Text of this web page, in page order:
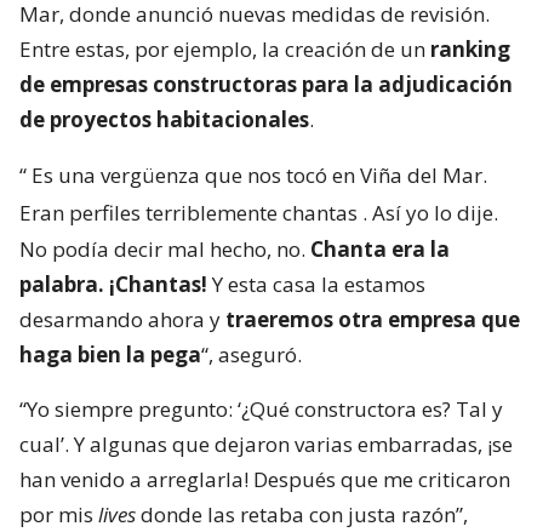
Mar, donde anunció nuevas medidas de revisión.
Entre estas, por ejemplo, la creación de un ranking
de empresas constructoras para la adjudicación
de proyectos habitacionales.
“ Es una vergüenza que nos tocó en Viña del Mar.
Eran perfiles terriblemente chantas . Así yo lo dije.
No podía decir mal hecho, no. Chanta era la
palabra. ¡Chantas!Y esta casa la estamos
desarmando ahora y traeremos otra empresa que
haga bien la pega“, aseguró.
“Yo siempre pregunto: ‘¿Qué constructora es? Tal y
cual’. Y algunas que dejaron varias embarradas, ¡se
han venido a arreglarla! Después que me criticaron
por mis livesdonde las retaba con justa razón”,